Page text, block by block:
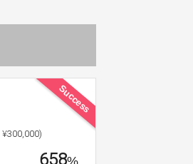
Success
¥300,000)
658%